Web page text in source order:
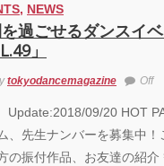
, NEWS
過ごせるダンスイ
」
tokyodancemagazine Off
09/20 HOT
、先生ナンバーを募集中
の振付作品、お友達の紹介